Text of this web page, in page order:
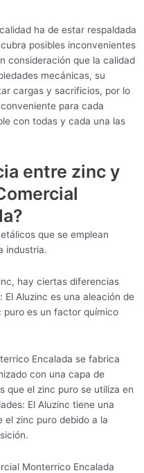
ha de estar respaldada
posibles inconvenientes
consideración que la calidad
mecánicas, su
cargas y sacrificios, por lo
para cada
con todas y cada una las
entre zinc y
que se emplean
industria.
hay ciertas diferencias
Aluzinc es una aleación de
puro es un factor químico
Encalada se fabrica
con una capa de
que el zinc puro se utiliza en
El Aluzinc tiene una
el zinc puro debido a la
Monterrico Encalada